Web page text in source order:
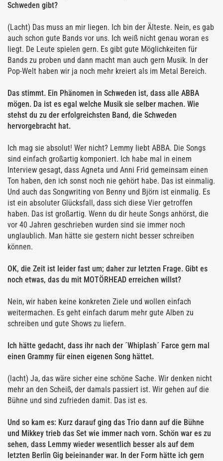
Schweden gibt?
(Lacht) Das muss an mir liegen. Ich bin der Älteste. Nein, es gab
auch schon gute Bands vor uns. Ich weiß nicht genau woran es
liegt. De Leute spielen gern. Es gibt gute Möglichkeiten für
Bands zu proben und dann macht man auch gern Musik. In der
Pop-Welt haben wir ja noch mehr kreiert als im Metal Bereich.
Das stimmt. Ein Phänomen in Schweden ist, dass alle ABBA
mögen. Da ist es egal welche Musik sie selber machen. Wie
stehst du zu der erfolgreichsten Band, die Schweden
hervorgebracht hat.
Ich mag sie absolut! Wer nicht? Lemmy liebt ABBA. Die Songs
sind einfach großartig komponiert. Ich habe mal in einem
Interview gesagt, dass Agneta und Anni Frid gemeinsam einen
Ton haben, den ich sonst noch nie gehört habe. Das ist einmalig.
Und auch das Songwriting von Benny und Björn ist einmalig. Es
ist ein absoluter Glücksfall, dass sich diese Vier getroffen
haben. Das ist großartig. Wenn du dir heute Songs anhörst, die
vor 40 Jahren geschrieben wurden sind sie immer noch
unglaublich. Man hätte sie gestern nicht besser schreiben
können.
OK, die Zeit ist leider fast um; daher zur letzten Frage. Gibt es
noch etwas, das du mit MOTÖRHEAD erreichen willst?
Nein, wir haben keine konkreten Ziele und wollen einfach
weitermachen. Es geht einfach darum mehr gute Alben zu
schreiben und gute Shows zu liefern.
Ich hätte gedacht, dass ihr nach der ´Whiplash´ Farce gern mal
einen Grammy für einen eigenen Song hättet.
(lacht) Ja, das wäre sicher eine schöne Sache. Wir denken nicht
mehr an den Scheiß, der damals passiert ist. Wir gehen auf die
Bühne und sind zufrieden damit. Das ist es.
Und so kam es: Kurz darauf ging das Trio dann auf die Bühne
und Mikkey trieb das Set wie immer nach vorn. Schön war es zu
sehen, dass Lemmy wieder wesentlich besser als auf dem
letzten Berlin Gig beieinander war. In der Form hätte ich gern